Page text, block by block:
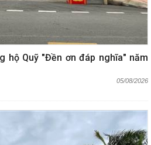
hộ Quỹ "Đền ơn đáp nghĩa" năm
05/08/2026